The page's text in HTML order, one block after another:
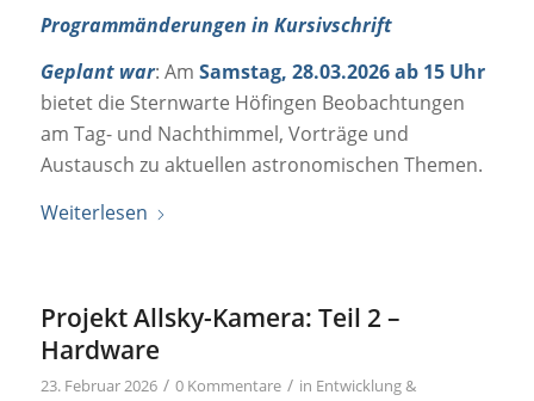
Programmänderungen in Kursivschrift
Geplant war: Am Samstag, 28.03.2026 ab 15 Uhr
bietet die Sternwarte Höfingen Beobachtungen
am Tag- und Nachthimmel, Vorträge und
Austausch zu aktuellen astronomischen Themen.
Weiterlesen
Projekt Allsky-Kamera: Teil 2 –
Hardware
23. Februar 2026 / 0 Kommentare / in Entwicklung &